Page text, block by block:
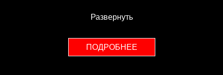
Развернуть
ПОДРОБНЕЕ